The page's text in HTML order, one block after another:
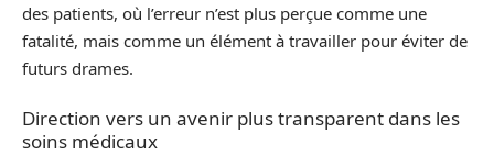
des patients, où l’erreur n’est plus perçue comme une
fatalité, mais comme un élément à travailler pour éviter de
futurs drames.
Direction vers un avenir plus transparent dans les
soins médicaux